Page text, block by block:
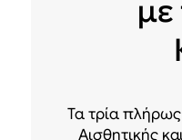
με
Τα τρία
Αισθητικής